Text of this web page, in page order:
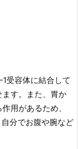
受容体に結合して
す。また、胃か
用があるため、
分でお腹や腕など